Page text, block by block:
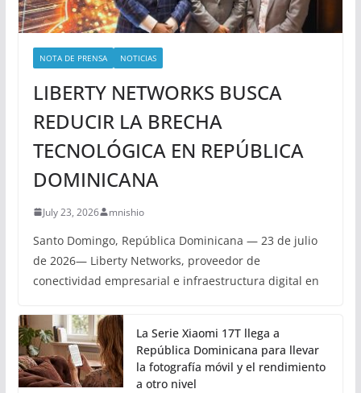
NOTA DE PRENSA NOTICIAS
LIBERTY NETWORKS BUSCA
REDUCIR LA BRECHA
TECNOLÓGICA EN REPÚBLICA
DOMINICANA
July 23, 2026 mnishio
Santo Domingo, República Dominicana — 23 de julio
de 2026— Liberty Networks, proveedor de
conectividad empresarial e infraestructura digital en
La Serie Xiaomi 17T llega a
República Dominicana para llevar
la fotografía móvil y el rendimiento
a otro nivel